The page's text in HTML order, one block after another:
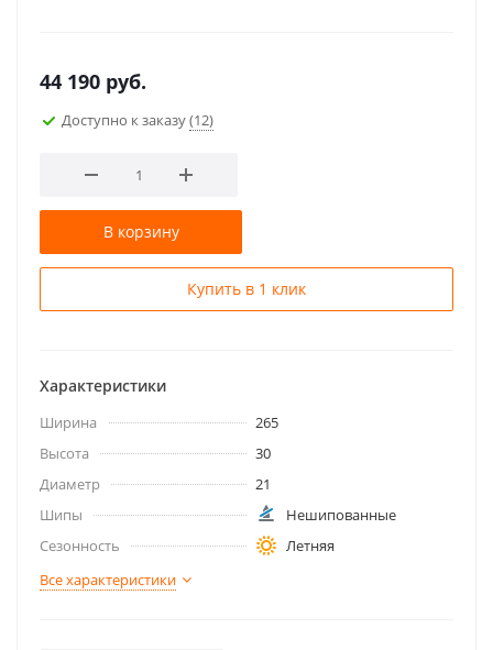
44 190 руб.
Доступно к заказу(12)
В корзину
Купить в 1 клик
Характеристики
Ширина
265
Высота
30
Диаметр
21
Шипы
Нешипованные
Сезонность
Летняя
Все характеристики